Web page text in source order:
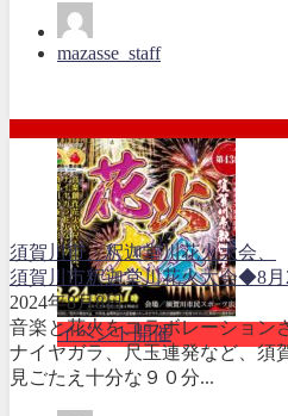
mazasse_staff
イベント開催
須賀川市、釈迦堂川花火大会、
須賀川市釈迦堂川花火大会◆8月
2024年8月8日
音楽と花火をコラボレーション
ナイヤガラ、尺玉連発など、須
見ごたえ十分な９０分...